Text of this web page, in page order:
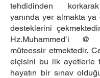
tehdidinden
yanında yer almakta ya
desteklerini
Hz.Muhammed’i
müteessir etmektedir.
elçisini bu ilk ayetlerle
hayatın bir sınav